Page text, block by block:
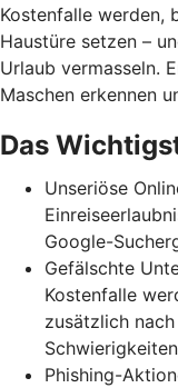
Kostenfalle werden,
Haustüre setzen –
Urlaub vermasseln.
Maschen erkennen
Das
Unseriöse
Google-
Gefälschte
Kostenfalle
zusätzlich
Phishing-